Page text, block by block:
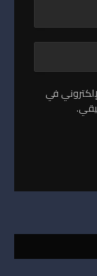
في